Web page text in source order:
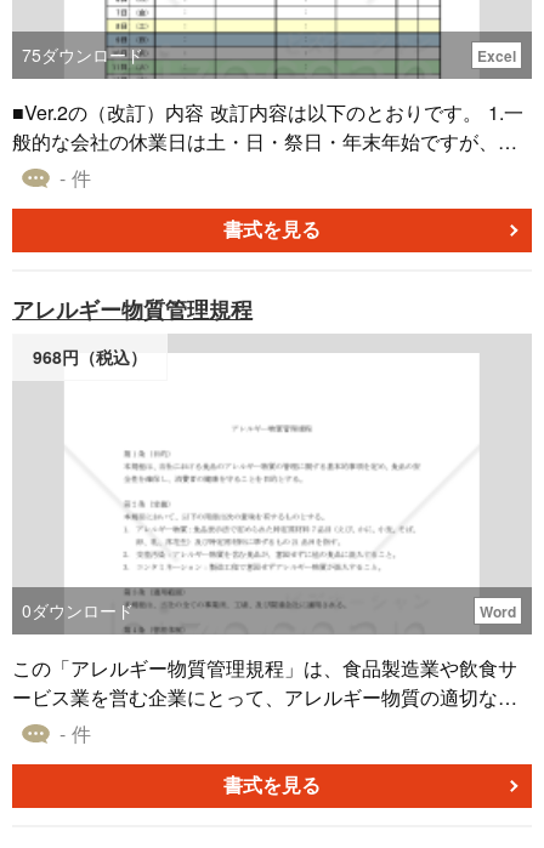
75ダウンロード Excel
■Ver.2の（改訂）内容 改訂内容は以下のとおりです。 1.一
般的な会社の休業日は土・日・祭日・年末年始ですが、例
えば不動産会社などの場合は土曜日の代わりに水曜日を会
によっては、日曜日や祭日に関係なく平日（のみ）を会社
休業日としており、それら（少数派の）ご要望に応えまし
クスを設け対応する曜日にチェックを入れることで（□→
☑）その曜日が色別表示されるようにしました。 ※祭日など
もチェックオフで（☑→□）で対象外とすることも可能にし
の入室者や最後の退出者の履歴を残すための管理表。特に
退室の際、電気やガスなどをきちんと止めたか？（消した
か？）をチェックし履歴として残します。 ※防犯・防災・
コスト面から必要不可欠です。 ■テンプレートの内容 対象
年月をプルダウンリストで選択すれば、以下（①②③）は
自動設定表示され作成時間が大幅 に短縮されます。（クリ
ック操作だけですので、数秒程度で済みます） ①日付 一般
的には、日付は1からオートフィルで入力しますが、特に月
末日については月毎の変更になるため、都度修正が必要で
す。（28日、29日、30日、31日） ※閏年は要注意。 ➞自動
設定表示。 ②曜日 ・一般的に曜日もオートフィルで入力し
ます。 ➞自動設定表示。 ③月末 ・月の大小によって都度修
正が必要となり、月末日以降の日（セル）は空欄とする必
要があり、 都度修正が必要です。（意外と面倒です） ➞自
- 件
書式を見る
アレルギー物質管理規程
968円（税込）
0ダウンロード Word
この「アレルギー物質管理規程」は、食品製造業や飲食サ
ービス業を営む企業にとって、アレルギー物質の適切な管
理と安全な製品提供を実現するための雛型です。 本規程
優先に考えた内容となっています。 規程は全20条で構成さ
れ、アレルギー物質の定義から始まり、管理体制の構築、
- 件
書式を見る